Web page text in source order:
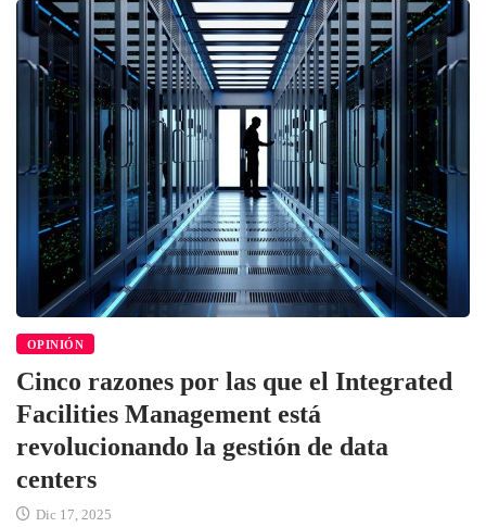
OPINIÓN
Cinco razones por las que el Integrated
Facilities Management está
revolucionando la gestión de data
centers
Dic 17, 2025